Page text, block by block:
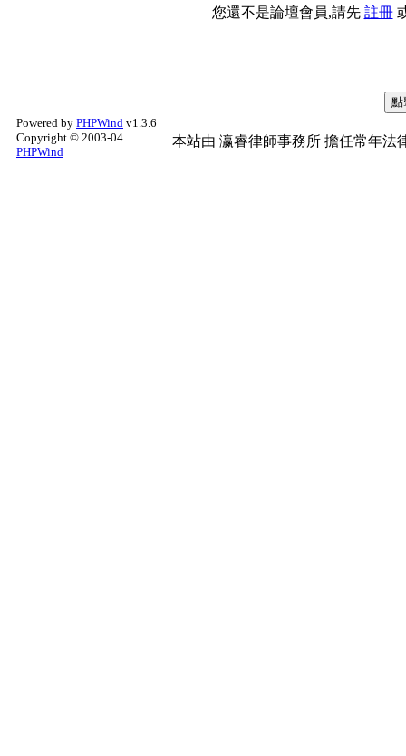
您還不是論壇會員,請先 註冊
Powered by PHPWind v1.3.6
Copyright © 2003-04
PHPWind
本站由 瀛睿律師事務所 擔任常年法